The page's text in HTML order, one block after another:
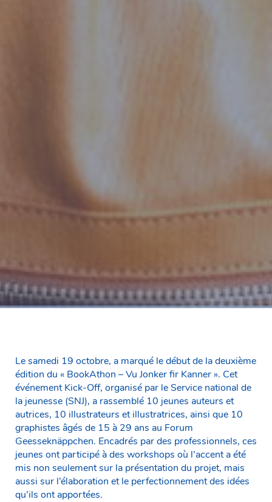
Le samedi 19 octobre, a marqué le début de la deuxième
édition du « BookAthon – Vu Jonker fir Kanner ». Cet
événement Kick-Off, organisé par le Service national de
la jeunesse (SNJ), a rassemblé 10 jeunes auteurs et
autrices, 10 illustrateurs et illustratrices, ainsi que 10
graphistes âgés de 15 à 29 ans au Forum
Geesseknäppchen. Encadrés par des professionnels, ces
jeunes ont participé à des workshops où l’accent a été
mis non seulement sur la présentation du projet, mais
aussi sur l’élaboration et le perfectionnement des idées
qu’ils ont apportées.